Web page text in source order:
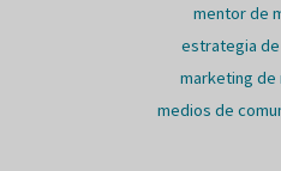
mentor de
estrategia
marketing de
medios de